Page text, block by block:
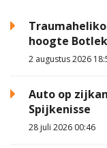
hoogte
2 augustus 2026
Auto op
Spijkenisse
28 juli 2026 00:46